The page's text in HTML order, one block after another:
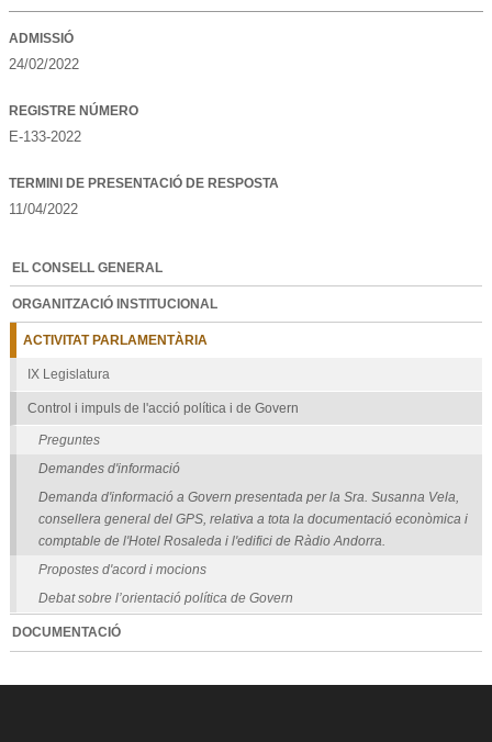
ADMISSIÓ
24/02/2022
REGISTRE NÚMERO
E-133-2022
TERMINI DE PRESENTACIÓ DE RESPOSTA
11/04/2022
EL CONSELL GENERAL
ORGANITZACIÓ INSTITUCIONAL
ACTIVITAT PARLAMENTÀRIA
IX Legislatura
Control i impuls de l'acció política i de Govern
Preguntes
Demandes d'informació
Demanda d'informació a Govern presentada per la Sra. Susanna Vela,
consellera general del GPS, relativa a tota la documentació econòmica i
comptable de l'Hotel Rosaleda i l'edifici de Ràdio Andorra.
Propostes d'acord i mocions
Debat sobre l’orientació política de Govern
DOCUMENTACIÓ